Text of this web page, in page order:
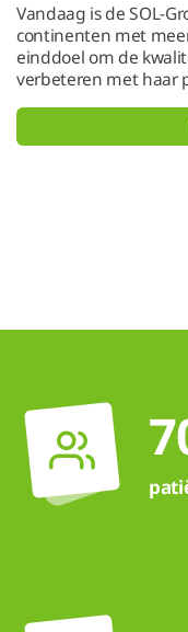
Vandaag is de SOL-
continenten met
einddoel om de
verbeteren met haar